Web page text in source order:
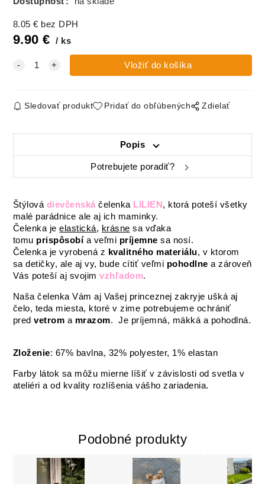
Čelenka Lilien
Bavlna, SWEET
LOVE
Čelenka Lilien
Madeira, BIELA
8.05 € bez DPH
9.90 € ks
Sledovať produkt Pridať do obľúbených Zdielať
Popis
Potrebujete poradiť?
Štýlová dievčenská čelenka LILIEN , ktorá poteší všetky
malé parádnice ale aj ich maminky.
Čelenka jeelastická, krásne sa vďaka
tomu prispôsobí a veľmi príjemne sa nosí.
Čelenka je vyrobená z kvalitného materiálu, v ktorom
sa detičky, ale aj vy, bude cítiť veľmi pohodlne a zároveň
Vás poteší aj svojimvzhľadom.
Naša čelenka Vám aj Vašej princeznej zakryje ušká aj
čelo, teda miesta, ktoré v zime potrebujeme ochrániť
predvetrom a mrazom. Je príjemná, mäkká a pohodlná.
Zloženie: 67% bavlna, 32% polyester, 1% elastan
Farby látok sa môžu mierne líšiť v závislosti od svetla v
ateliéri a od kvality rozlíšenia vášho zariadenia.
Podobné produkty